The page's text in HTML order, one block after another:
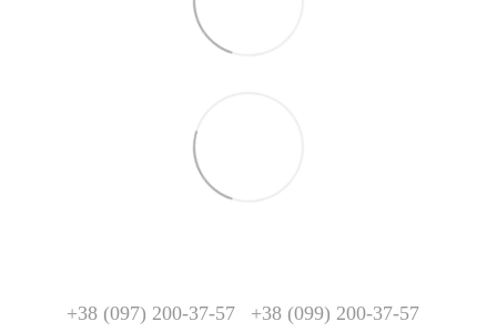
+38 (097) 200-37-57
+38 (099) 200-37-57